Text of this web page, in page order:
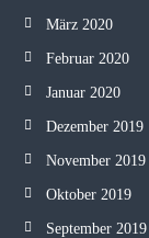
März 2020
Februar 2020
Januar 2020
Dezember 2019
November 2019
Oktober 2019
September 2019